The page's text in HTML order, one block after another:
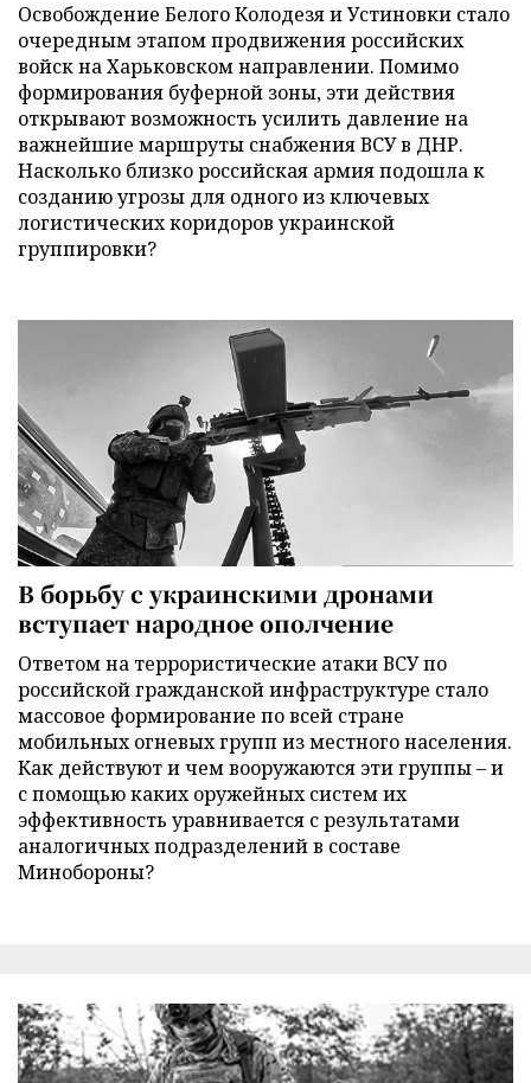
Освобождение Белого Колодезя и Устиновки стало
очередным этапом продвижения российских
войск на Харьковском направлении. Помимо
формирования буферной зоны, эти действия
открывают возможность усилить давление на
важнейшие маршруты снабжения ВСУ в ДНР.
Насколько близко российская армия подошла к
созданию угрозы для одного из ключевых
логистических коридоров украинской
группировки?
В борьбу с украинскими дронами
вступает народное ополчение
Ответом на террористические атаки ВСУ по
российской гражданской инфраструктуре стало
массовое формирование по всей стране
мобильных огневых групп из местного населения.
Как действуют и чем вооружаются эти группы – и
с помощью каких оружейных систем их
эффективность уравнивается с результатами
аналогичных подразделений в составе
Минобороны?